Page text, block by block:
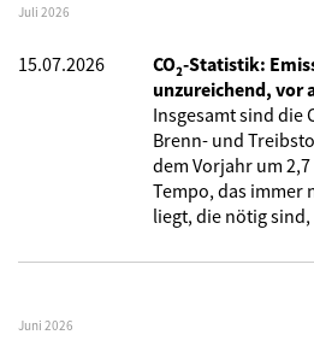
Juli 2026
15.07.2026
CO₂-Statistik:
unzureichend, vor
Insgesamt sind die
Brenn- und
dem Vorjahr um
Tempo, das immer
liegt, die nötig sind,
Juni 2026